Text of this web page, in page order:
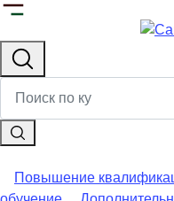
Повышение